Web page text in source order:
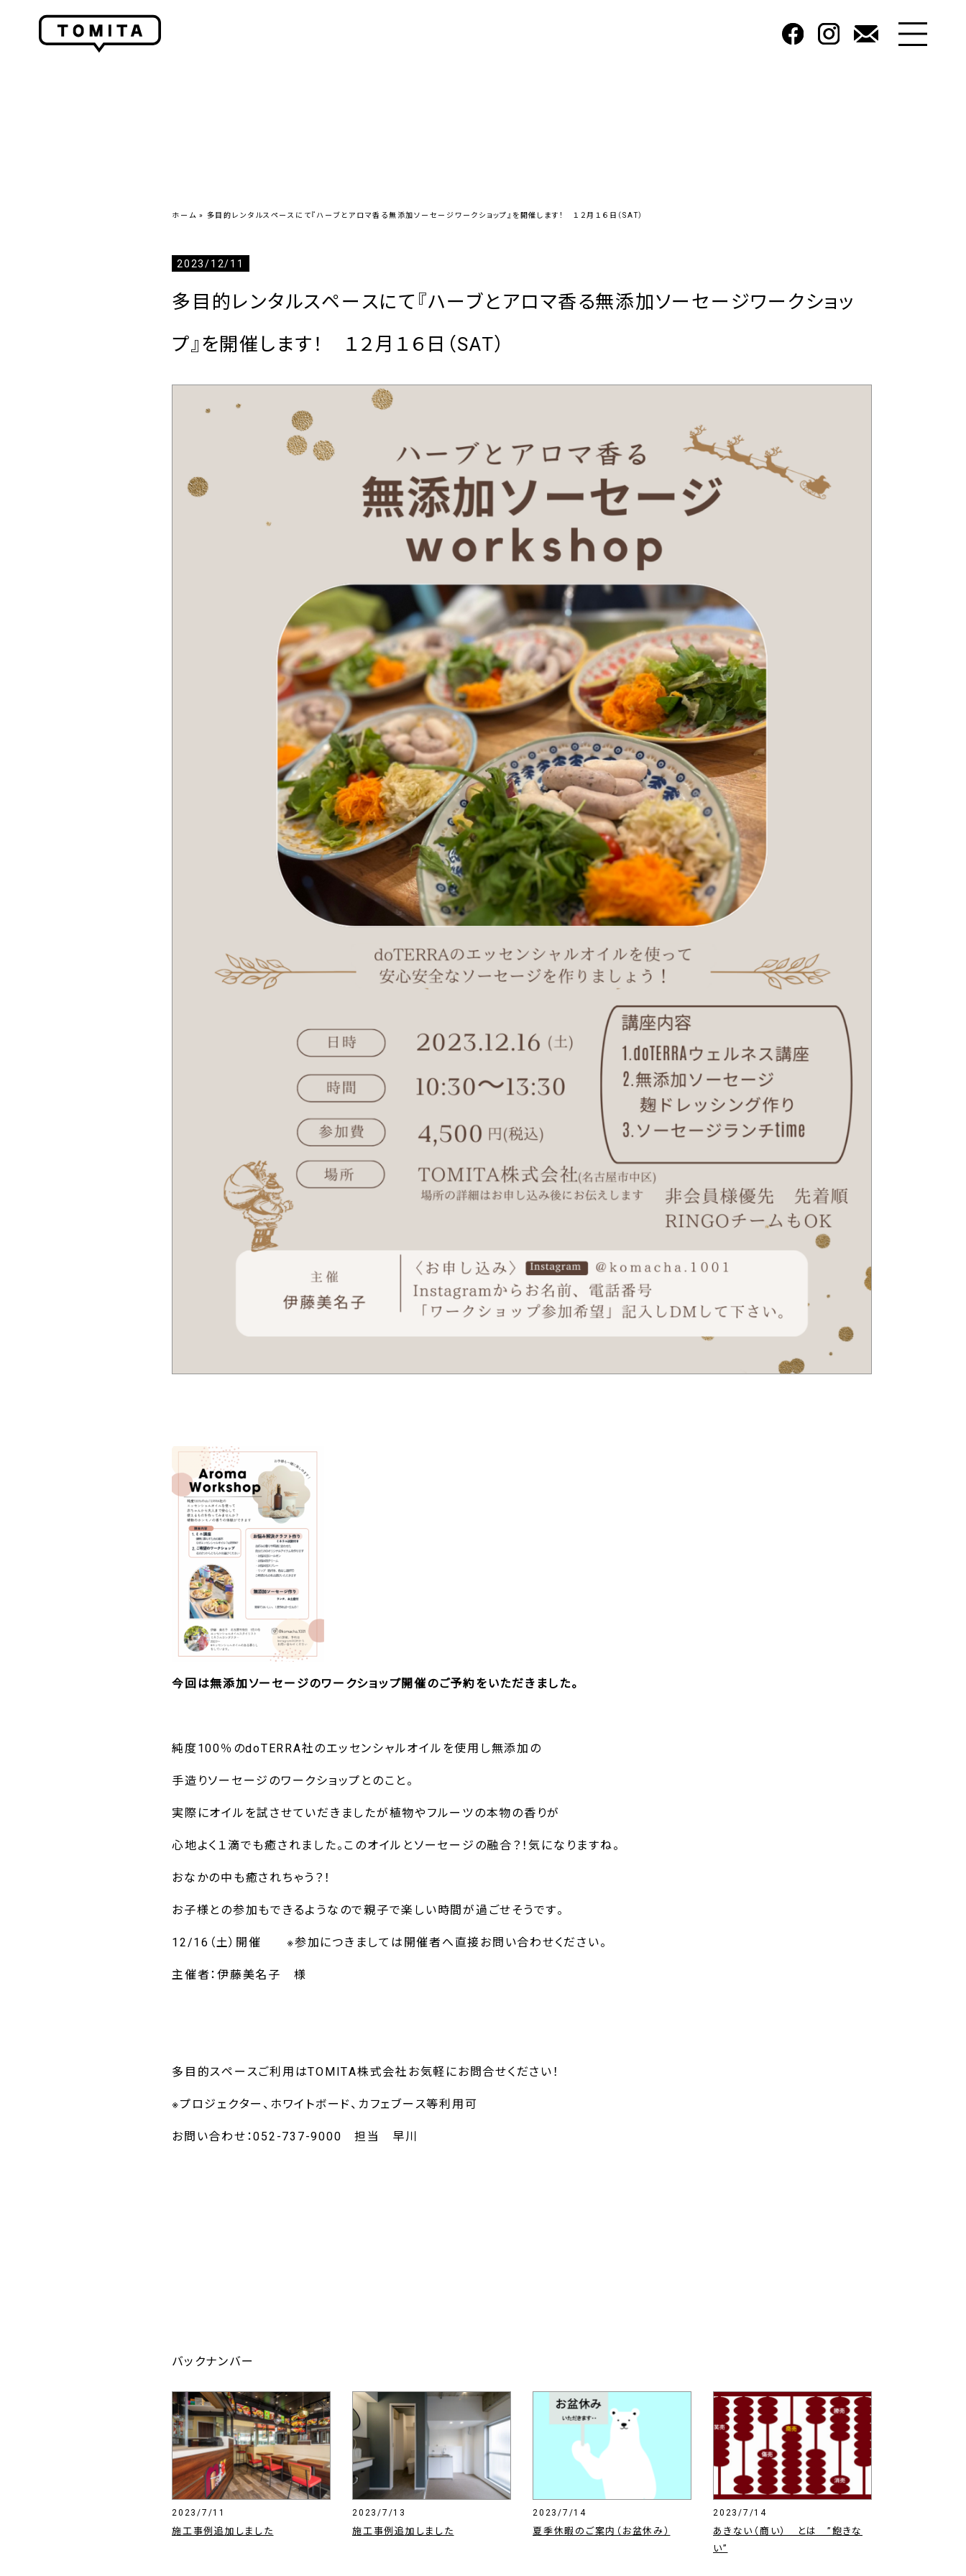
ホーム » 多目的レンタルスペースにて『ハーブとアロマ香る無添加ソーセージワークショップ』を開催します！ １２月１６日（SAT）
2023/12/11
多目的レンタルスペースにて『ハーブとアロマ香る無添加ソーセージワークショッ
プ』を開催します！ １２月１６日（SAT）
今回は無添加ソーセージのワークショップ開催のご予約をいただきました。
純度100％のdoTERRA社のエッセンシャルオイルを使用し無添加の
手造りソーセージのワークショップとのこと。
実際にオイルを試させていだきましたが植物やフルーツの本物の香りが
心地よく１滴でも癒されました。このオイルとソーセージの融合？！気になりますね。
おなかの中も癒されちゃう？！
お子様との参加もできるようなので親子で楽しい時間が過ごせそうです。
12/16（土）開催 ※参加につきましては開催者へ直接お問い合わせください。
主催者：伊藤美名子 様
多目的スペースご利用はTOMITA株式会社お気軽にお問合せください！
※プロジェクター、ホワイトボード、カフェブース等利用可
お問い合わせ：052-737-9000 担当 早川
バックナンバー
2023/7/11
施工事例追加しました
2023/7/13
施工事例追加しました
2023/7/14
夏季休暇のご案内（お盆休み）
2023/7/14
あきない（商い） とは ”飽きな
い”